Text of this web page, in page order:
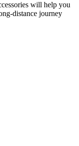
will help you
distance journey